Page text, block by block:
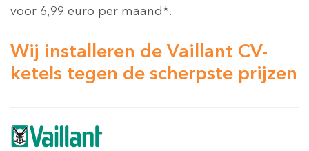
voor 6,99 euro per maand*.
Wij installeren de Vaillant CV-
ketels tegen de scherpste prijzen